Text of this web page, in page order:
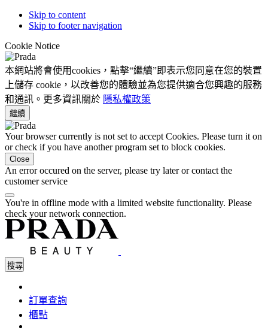
Skip to content
Skip to footer navigation
Cookie Notice
本網站將會使用cookies，點擊“繼續”即表示您同意在您的裝置
上儲存 cookie，以改善您的體驗並為您提供適合您興趣的服務
和通訊。更多資訊關於 隱私權政策
繼續
Your browser currently is not set to accept Cookies. Please turn it on
or check if you have another program set to block cookies.
Close
An error occured on the server, please try later or contact the
customer service
You're in offline mode with a limited website functionality. Please
check your network connection.
搜尋
訂單查詢
櫃點